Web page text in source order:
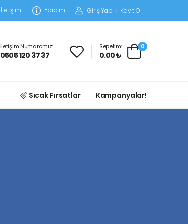
İletişim Yardım Giriş Yap / Kayıt Ol
İletişim Numaramız:
0505 120 37 37
Sepetim:
0.00 ₺
0
Sıcak Fırsatlar Kampanyalar!